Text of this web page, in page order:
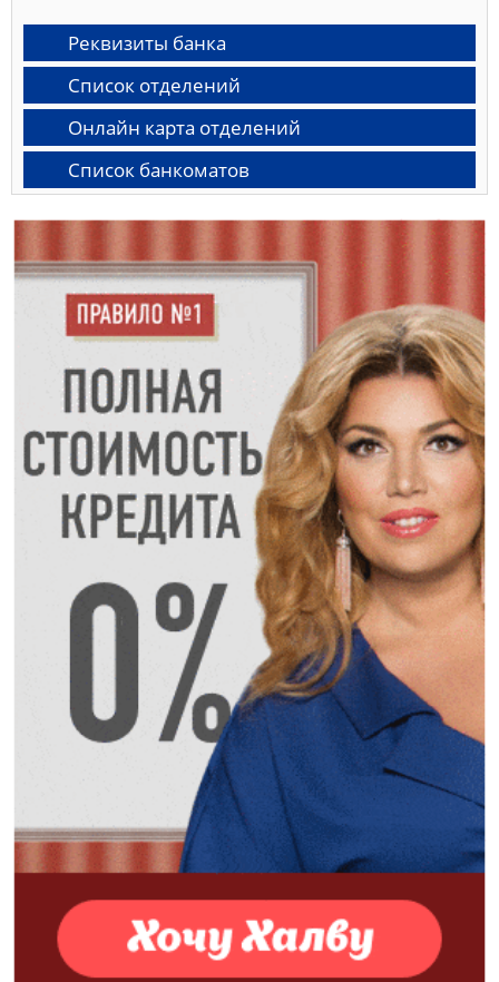
Реквизиты банка
Список отделений
Онлайн карта отделений
Список банкоматов